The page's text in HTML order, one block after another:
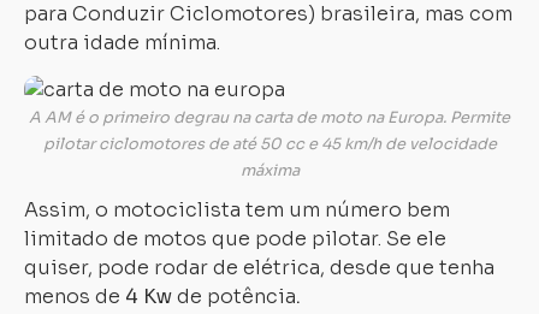
para Conduzir Ciclomotores) brasileira, mas com
outra idade mínima.
A AM é o primeiro degrau na carta de moto na Europa. Permite
pilotar ciclomotores de até 50 cc e 45 km/h de velocidade
máxima
Assim, o motociclista tem um número bem
limitado de motos que pode pilotar. Se ele
quiser, pode rodar de elétrica, desde que tenha
menos de 4 Kwde potência.